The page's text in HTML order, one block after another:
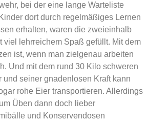
bei der eine lange Warteliste
dort durch regelmäßiges Lernen
erhalten, waren die zweieinhalb
viel lehrreichem Spaß gefüllt. Mit dem
ist, wenn man zielgenau arbeiten
Und mit dem rund 30 Kilo schweren
und seiner gnadenlosen Kraft kann
rohe Eier transportieren. Allerdings
Üben dann doch lieber
und Konservendosen